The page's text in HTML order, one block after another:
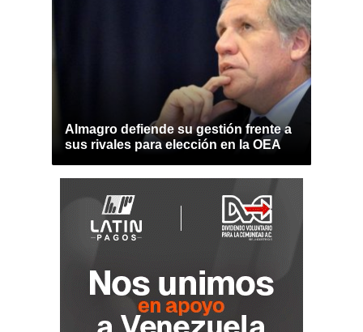
Almagro defiende su gestión frente a
sus rivales para elección en la OEA